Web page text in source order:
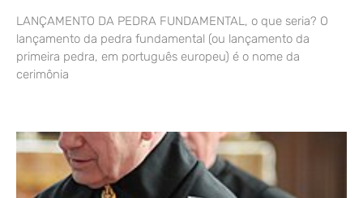
LANÇAMENTO DA PEDRA FUNDAMENTAL, o que seria? O
lançamento da pedra fundamental (ou lançamento da
primeira pedra, em português europeu) é o nome da
cerimônia